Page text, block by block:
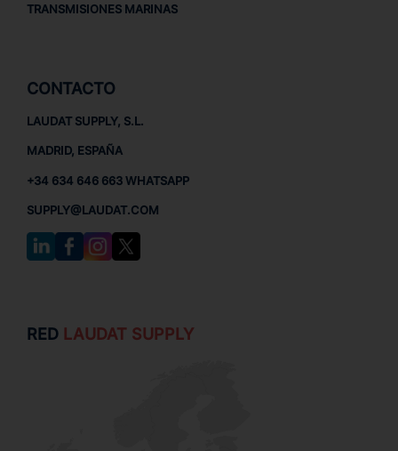
TRANSMISIONES MARINAS
CONTACTO
LAUDAT SUPPLY, S.L.
MADRID, ESPAÑA
+34 634 646 663 WHATSAPP
SUPPLY@LAUDAT.COM
RED LAUDAT SUPPLY